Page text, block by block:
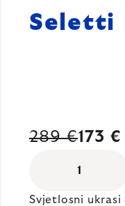
Seletti
289 €173 €
Svjetlosni ukrasi